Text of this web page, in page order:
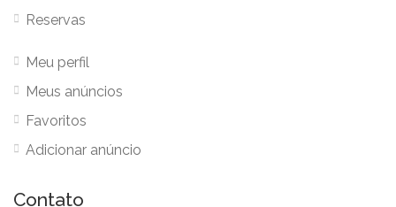
Reservas
Meu perfil
Meus anúncios
Favoritos
Adicionar anúncio
Contato